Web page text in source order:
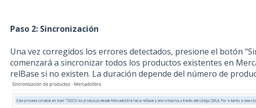
Paso 2: Sincronización
Una vez corregidos los errores detectados, presione el botón
comenzará a sincronizar todos los productos existentes en
relBase si no existen. La duración depende del número de